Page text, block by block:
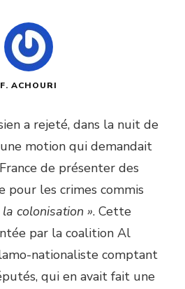
F. ACHOURI
a rejeté, dans la nuit de
motion qui demandait
de présenter des
pour les crimes commis
colonisation ». Cette
par la coalition Al
nationaliste comptant
qui en avait fait une